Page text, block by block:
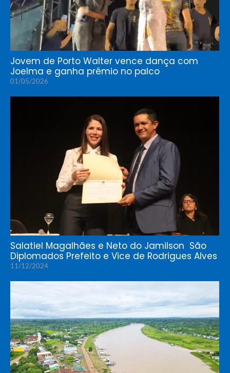
Jovem de Porto Walter vence dança com
Joelma e ganha prêmio no palco
01/05/2026
Salatiel Magalhães e Neto do Jamilson São
Diplomados Prefeito e Vice de Rodrigues Alves
11/12/2024